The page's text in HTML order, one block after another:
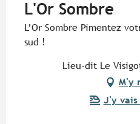
L'Or Sombre
L’Or Sombre Pimentez
sud !
Lieu-dit Le
M'y
J'y